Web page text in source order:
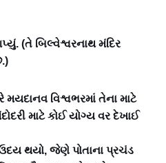
(તે બિલ્વેશ્વરનાથ મંદિર
મયદાનવ વિશ્વભરમાં તેના માટે
માટે કોઈ યોગ્ય વર દેખાઈ
થયો, જેણે પોતાના પ્રચંડ